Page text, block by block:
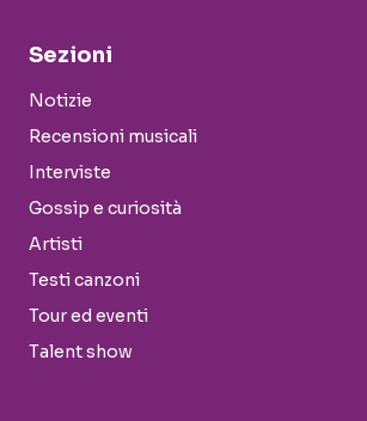
Sezioni
Notizie
Recensioni musicali
Interviste
Gossip e curiosità
Artisti
Testi canzoni
Tour ed eventi
Talent show